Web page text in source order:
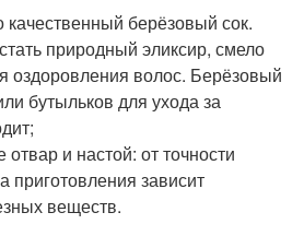
качественный берёзовый сок.
природный эликсир, смело
оздоровления волос. Берёзовый
бутыльков для ухода за
отвар и настой: от точности
приготовления зависит
веществ.